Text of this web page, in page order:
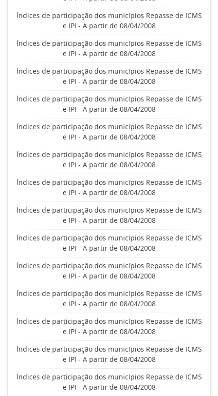
Índices de participação dos municípios Repasse de ICMS
e IPI - A partir de 08/04/2008
Índices de participação dos municípios Repasse de ICMS
e IPI - A partir de 08/04/2008
Índices de participação dos municípios Repasse de ICMS
e IPI - A partir de 08/04/2008
Índices de participação dos municípios Repasse de ICMS
e IPI - A partir de 08/04/2008
Índices de participação dos municípios Repasse de ICMS
e IPI - A partir de 08/04/2008
Índices de participação dos municípios Repasse de ICMS
e IPI - A partir de 08/04/2008
Índices de participação dos municípios Repasse de ICMS
e IPI - A partir de 08/04/2008
Índices de participação dos municípios Repasse de ICMS
e IPI - A partir de 08/04/2008
Índices de participação dos municípios Repasse de ICMS
e IPI - A partir de 08/04/2008
Índices de participação dos municípios Repasse de ICMS
e IPI - A partir de 08/04/2008
Índices de participação dos municípios Repasse de ICMS
e IPI - A partir de 08/04/2008
Índices de participação dos municípios Repasse de ICMS
e IPI - A partir de 08/04/2008
Índices de participação dos municípios Repasse de ICMS
e IPI - A partir de 08/04/2008
Índices de participação dos municípios Repasse de ICMS
e IPI - A partir de 08/04/2008